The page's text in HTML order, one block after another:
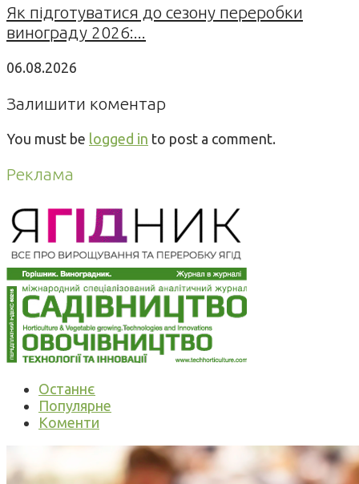
Як підготуватися до сезону переробки
винограду 2026:...
06.08.2026
Залишити коментар
You must be logged in to post a comment.
Реклама
Останнє
Популярне
Коменти